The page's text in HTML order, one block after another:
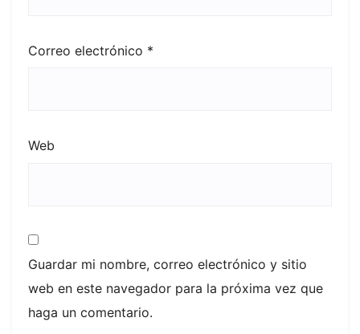
Correo electrónico *
Web
Guardar mi nombre, correo electrónico y sitio
web en este navegador para la próxima vez que
haga un comentario.